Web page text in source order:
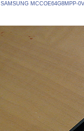
SAMSUNG MCCOE64G8MPP-